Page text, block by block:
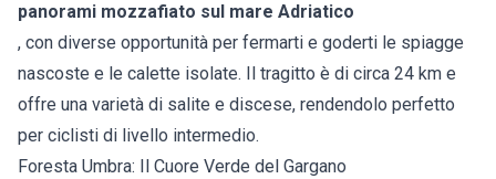
panorami mozzafiato sul mare Adriatico
, con diverse opportunità per fermarti e goderti le spiagge
nascoste e le calette isolate. Il tragitto è di circa 24 km e
offre una varietà di salite e discese, rendendolo perfetto
per ciclisti di livello intermedio.
Foresta Umbra: Il Cuore Verde del Gargano